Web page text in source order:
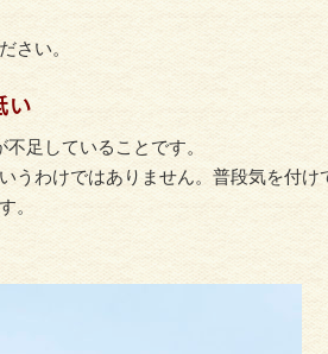
さい。
い
足していることです。
うわけではありません。普段気を付
。